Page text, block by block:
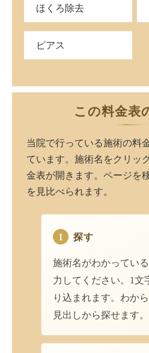
ほくろ除去
ピアス
この料金表
当院で行っている施術の料
ています。施術名をクリッ
金表が開きます。ページを
を見比べられます。
1 探す
施術名がわかってい
力してください。1文
り込まれます。わか
見出しから探せます。